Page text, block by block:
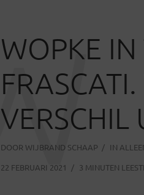
WOPKE
VERSCHIL
DOOR WIJBRAND SCHAAP IN
22 FEBRUARI 2021
3 MINUTEN
W